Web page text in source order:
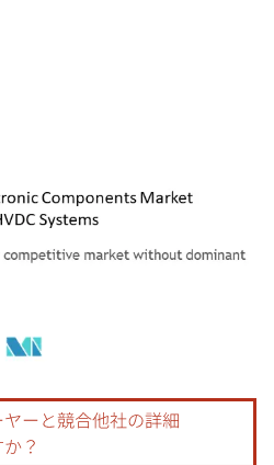
にはCC BY 4.0の表示が必要です。